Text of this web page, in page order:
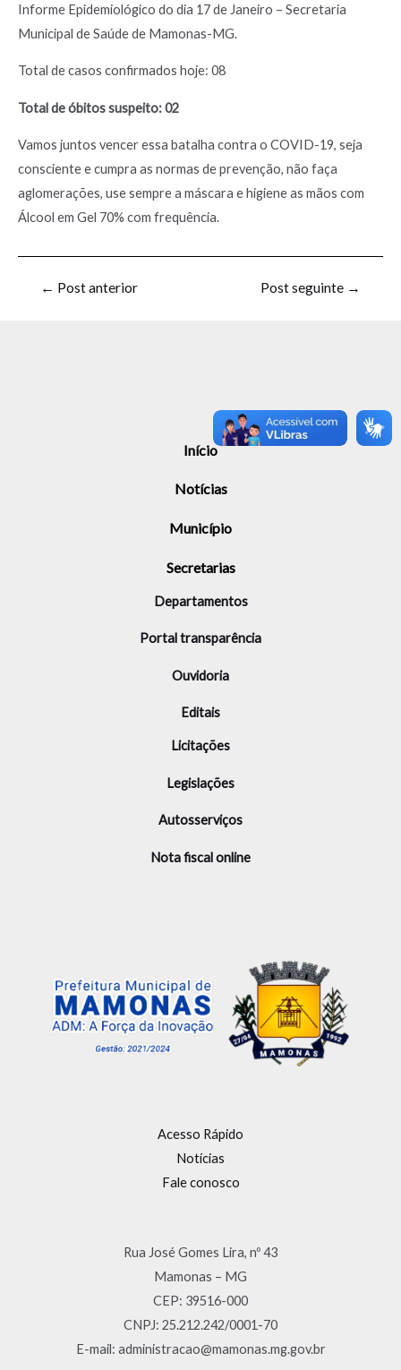
Informe Epidemiológico do dia 17 de Janeiro – Secretaria
Municipal de Saúde de Mamonas-MG.
Total de casos confirmados hoje: 08
Total de óbitos suspeito: 02
Vamos juntos vencer essa batalha contra o COVID-19, seja
consciente e cumpra as normas de prevenção, não faça
aglomerações, use sempre a máscara e higiene as mãos com
Álcool em Gel 70% com frequência.
← Post anterior Post seguinte →
Início
Notícias
Município
Secretarias
Departamentos
Portal transparência
Ouvidoria
Editais
Licitações
Legislações
Autosserviços
Nota fiscal online
Acesso Rápido
Notícias
Fale conosco
Rua José Gomes Lira, nº 43
Mamonas – MG
CEP: 39516-000
CNPJ: 25.212.242/0001-70
E-mail: administracao@mamonas.mg.gov.br